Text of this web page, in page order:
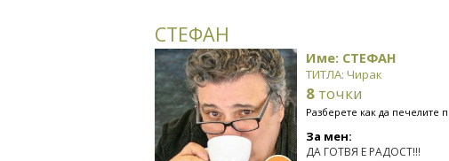
СТЕФАН
Име: СТЕФАН
ТИТЛА: Чирак
8 точки
Разберете как да печелите
За мен:
ДА ГОТВЯ Е РАДОСТ!!!